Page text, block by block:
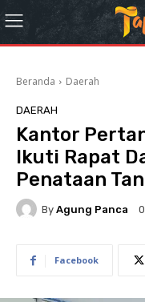
Beranda Daerah
DAERAH
Kantor
Ikuti Rapat
Penataan
By Agung Panca
Facebook